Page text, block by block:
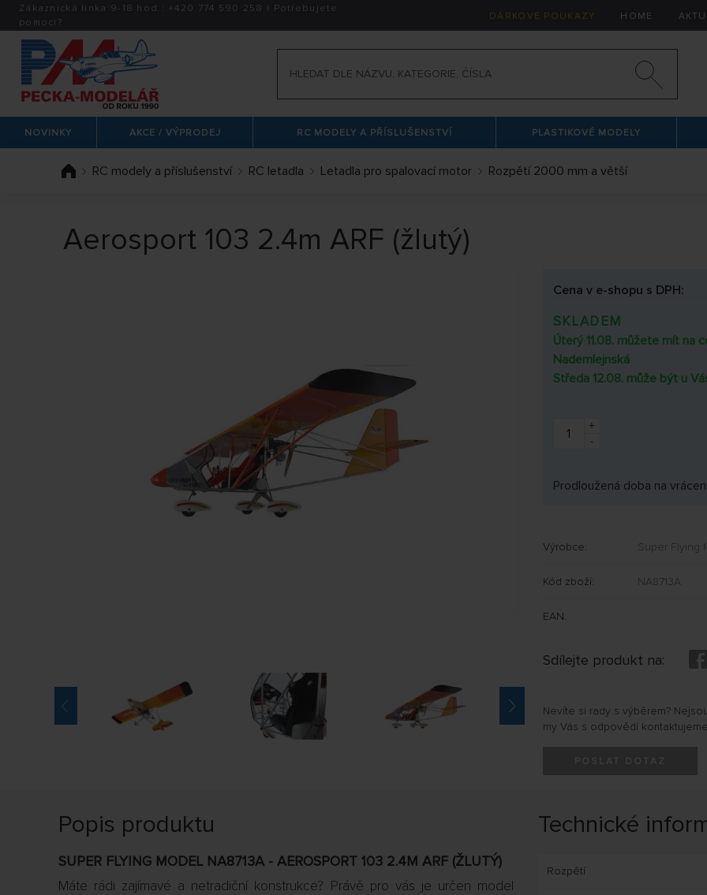
Zákaznická linka 9-18 hod.: +420 774 590 258 | Potřebujete
pomoci?
DÁRKOVÉ POUKAZY HOME
NOVINKY AKCE / VÝPRODEJ RC MODELY A PŘÍSLUŠENSTVÍ PLASTIKOVÉ MODELY
RC modely a příslušenství RC letadla Letadla pro spalovací motor Rozpětí 2000 mm a větší
Aerosport 103 2.4m ARF (žlutý)
Cena v e-shopu s DPH:
SKLADEM
Úterý 11.08. můžete mít na
Nademlejnská
Středa 12.08. může být u
+
-
Prodloužená doba na
Výrobce: Super Flying
Kód zboží: NA8713A
EAN:
Sdílejte produkt na:
Nevíte si rady s výběrem?
my Vás s odpovědí
Popis produktu
SUPER FLYING MODEL NA8713A - AEROSPORT 103 2.4M ARF (ŽLUTÝ)
Máte rádi zajímavé a netradiční konstrukce? Právě pro vás je určen model
Technické
Rozpětí